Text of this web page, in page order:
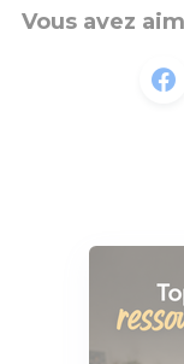
Vous avez